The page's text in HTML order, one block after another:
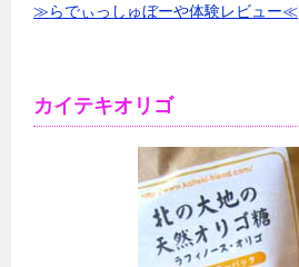
≫らでぃっしゅぼーや体験レビュー≪
カイテキオリゴ